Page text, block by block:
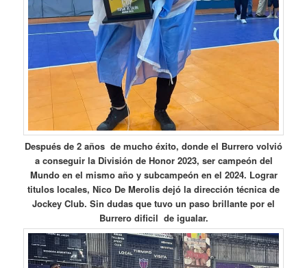
Después de 2 años de mucho éxito, donde el Burrero volvió
a conseguir la División de Honor 2023, ser campeón del
Mundo en el mismo año y subcampeón en el 2024. Lograr
titulos locales, Nico De Merolis dejó la dirección técnica de
Jockey Club. Sin dudas que tuvo un paso brillante por el
Burrero dificil de igualar.